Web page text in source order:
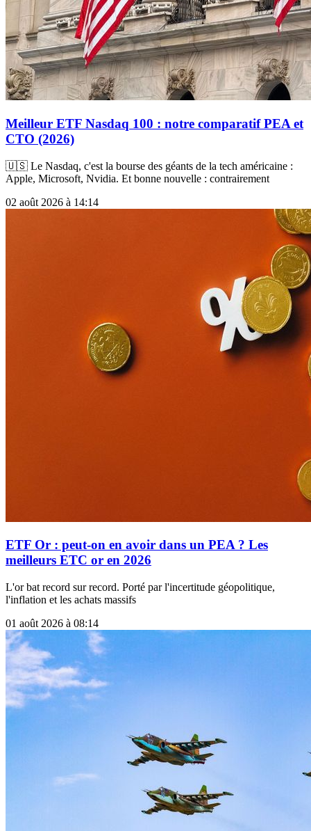
Meilleur ETF Nasdaq 100 : notre comparatif PEA et
CTO (2026)
🇺🇸 Le Nasdaq, c'est la bourse des géants de la tech américaine :
Apple, Microsoft, Nvidia. Et bonne nouvelle : contrairement
02 août 2026 à 14:14
ETF Or : peut-on en avoir dans un PEA ? Les
meilleurs ETC or en 2026
L'or bat record sur record. Porté par l'incertitude géopolitique,
l'inflation et les achats massifs
01 août 2026 à 08:14